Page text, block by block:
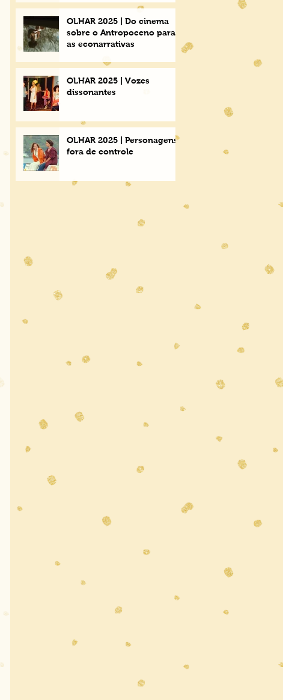
OLHAR 2025 | Do cinema
sobre o Antropoceno para
as econarrativas
OLHAR 2025 | Vozes
dissonantes
OLHAR 2025 | Personagens
fora de controle